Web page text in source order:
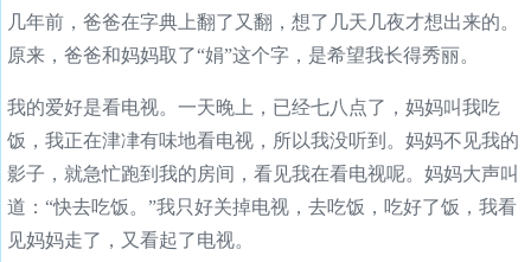
几年前，爸爸在字典上翻了又翻，想了几天几夜才想出来的。
原来，爸爸和妈妈取了“娟”这个字，是希望我长得秀丽。
我的爱好是看电视。一天晚上，已经七八点了，妈妈叫我吃
饭，我正在津冿有味地看电视，所以我没听到。妈妈不见我的
影子，就急忙跑到我的房间，看见我在看电视呢。妈妈大声叫
道：“快去吃饭。”我只好关掉电视，去吃饭，吃好了饭，我看
见妈妈走了，又看起了电视。